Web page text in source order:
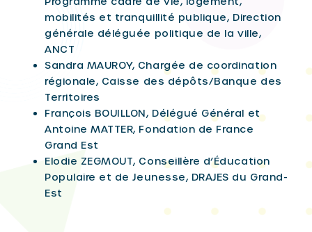
mobilités et tranquillité publique, Direction
générale déléguée politique de la ville,
ANCT
Sandra MAUROY, Chargée de coordination
régionale, Caisse des dépôts/Banque des
Territoires
François BOUILLON, Délégué Général et
Antoine MATTER, Fondation de France
Grand Est
Elodie ZEGMOUT, Conseillère d’Éducation
Populaire et de Jeunesse, DRAJES du Grand-
Est